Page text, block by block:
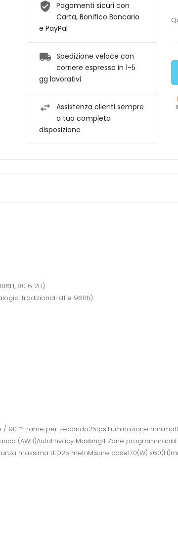
Pagamenti sicuri con
Carta, Bonifico Bancario
e PayPal
Spedizione veloce con
corriere espresso in 1-5
gg lavorativi
Assistenza clienti sempre
a tua completa
disposizione
8016 2H)
tradizionali d1 e 960h)
“°Frame per secondo25fpsIlluminazione
(AWB)AutoPrivacy Masking4 Zone
massima LED25 metriMisure case170(W)